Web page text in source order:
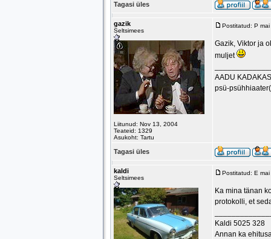
Tagasi üles
gazik
Seltsimees
Liitunud: Nov 13, 2004
Teateid: 1329
Asukoht: Tartu
Postitatud: P
Gazik, Viktor ja
muljet
AADU KADAKAS
psü-
Tagasi üles
kaldi
Seltsimees
Postitatud: E
Ka mina tänan
protokolli, et
Kaldi 5025 328
Annan ka